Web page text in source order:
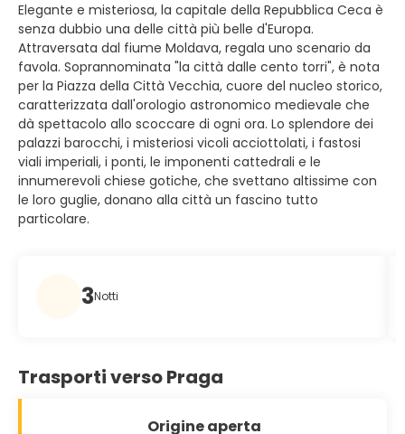
Elegante e misteriosa, la capitale della Repubblica Ceca è
senza dubbio una delle città più belle d'Europa.
Attraversata dal fiume Moldava, regala uno scenario da
favola. Soprannominata "la città dalle cento torri", è nota
per la Piazza della Città Vecchia, cuore del nucleo storico,
caratterizzata dall'orologio astronomico medievale che
dà spettacolo allo scoccare di ogni ora. Lo splendore dei
palazzi barocchi, i misteriosi vicoli acciottolati, i fastosi
viali imperiali, i ponti, le imponenti cattedrali e le
innumerevoli chiese gotiche, che svettano altissime con
le loro guglie, donano alla città un fascino tutto
particolare.
3Notti
Trasporti verso Praga
Origine aperta